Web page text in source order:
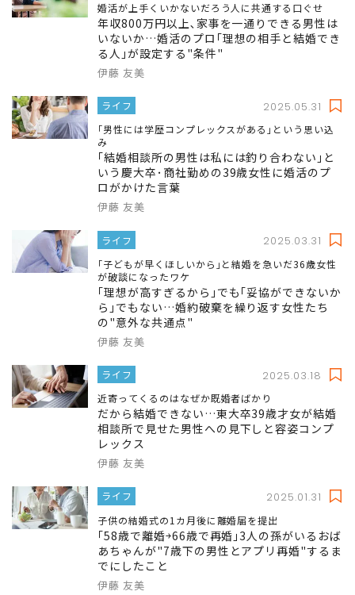
婚活が上手くいかないだろう人に共通する口ぐせ
年収800万円以上､家事を一通りできる男性は
いないか…婚活のプロ｢理想の相手と結婚でき
る人｣が設定する"条件"
伊藤 友美
ライフ 2025.05.31
｢男性には学歴コンプレックスがある｣という思い込
み
｢結婚相談所の男性は私には釣り合わない｣と
いう慶大卒･商社勤めの39歳女性に婚活のプ
ロがかけた言葉
伊藤 友美
ライフ 2025.03.31
｢子どもが早くほしいから｣と結婚を急いだ36歳女性
が破談になったワケ
｢理想が高すぎるから｣でも｢妥協ができないか
ら｣でもない…婚約破棄を繰り返す女性たち
の"意外な共通点"
伊藤 友美
ライフ 2025.03.18
近寄ってくるのはなぜか既婚者ばかり
だから結婚できない…東大卒39歳才女が結婚
相談所で見せた男性への見下しと容姿コンプ
レックス
伊藤 友美
ライフ 2025.01.31
子供の結婚式の1カ月後に離婚届を提出
｢58歳で離婚￫66歳で再婚｣3人の孫がいるおば
あちゃんが"7歳下の男性とアプリ再婚"するま
でにしたこと
伊藤 友美